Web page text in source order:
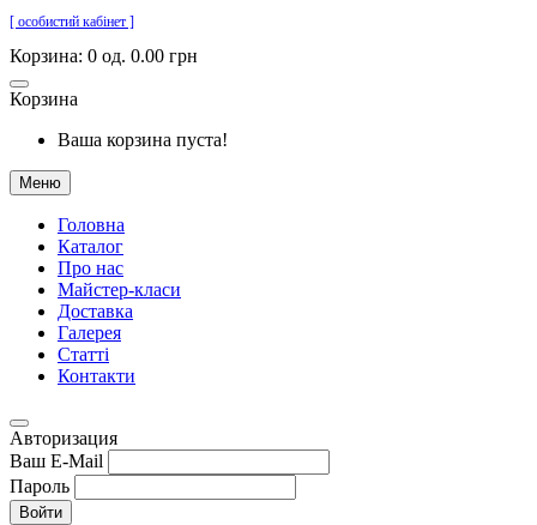
[ особистий кабінет ]
Корзина: 0 од. 0.00 грн
Корзина
Ваша корзина пуста!
Меню
Головна
Каталог
Про нас
Майстер-класи
Доставка
Галерея
Статтi
Контакти
Авторизация
Ваш E-Mail
Пароль
Войти